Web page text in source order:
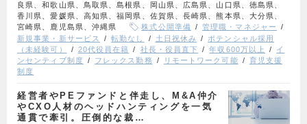
良県、和歌山県、鳥取県、島根県、岡山県、広島県、山口県、徳島県、
香川県、愛媛県、高知県、福岡県、佐賀県、長崎県、熊本県、大分県、
宮崎県、鹿児島県、沖縄県
株式公開準備
管理職・マネジャー
新規事業・新サービス
転勤なし 土日祝休み
ポテンシャル採用
（未経験可）
20代役員在籍 社長・役員直下 年収600万以上
イ
ンセンティブ制度
フレックス勤務 リモートワーク可能
育児支援
制度
経営者やPEファンドと伴走し、M&A仲介
やCXO人材のヘッドハンティングを一気
通貫で牽引。圧倒的な裁…